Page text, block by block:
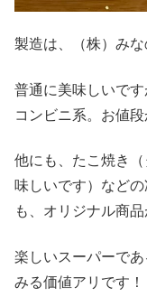
製造は、（株）み
普通に美味しいで
コンビニ系。お値
他にも、たこ焼き
味しいです）など
も、オリジナル商
楽しいスーパーで
みる価値アリです！